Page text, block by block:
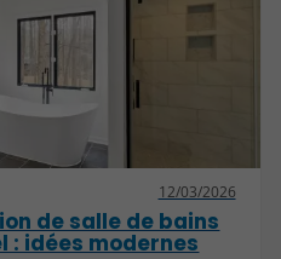
12/03/2026
de salle de bains
: idées modernes